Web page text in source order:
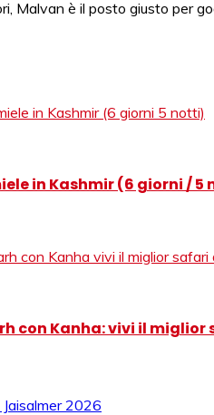
Malvan è il posto giusto per
in Kashmir (6 giorni / 5
con Kanha: vivi il
2026